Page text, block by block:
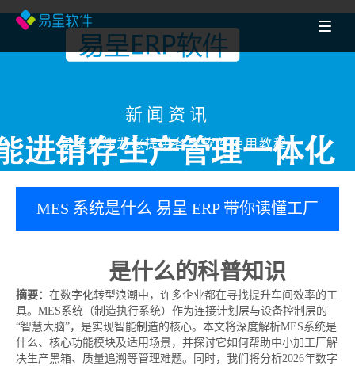
新闻资讯
易呈软件为您提供各类软件使用教程
MES 系统是什么 易呈 ERP 带你读懂工厂
是什么的科普知识
摘要： 在数字化转型浪潮中，许多企业都在寻找提升车间效率的工
具。MES系统（制造执行系统）作为连接计划层与设备控制层的
“智慧大脑”，是实现智能制造的核心。本文将深度解析MES系统是
什么、核心功能模块及适用场景，并探讨它如何帮助中小加工厂解
决生产黑箱、质量追溯等管理难题。同时，我们将分析2026年数字